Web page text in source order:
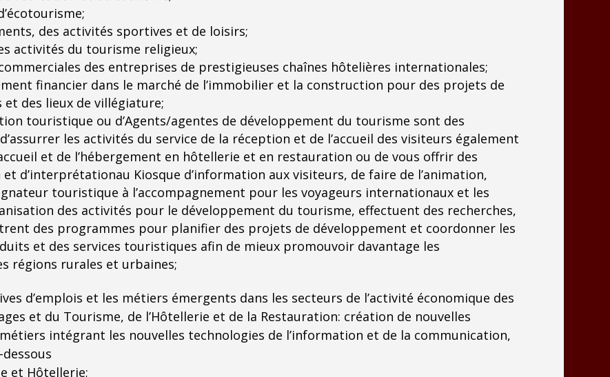
des activités sportives et de loisirs;
activités du tourisme religieux;
des entreprises de prestigieuses chaînes hôtelières internationales;
financier dans le marché de l’immobilier et la construction pour des projets de
des lieux de villégiature;
touristique ou d’Agents/agentes de développement du tourisme sont des
les activités du service de la réception et de l’accueil des visiteurs également
et de l’hébergement en hôtellerie et en restauration ou de vous offrir des
d’interprétationau Kiosque d’information aux visiteurs, de faire de l’animation,
touristique à l’accompagnement pour les voyageurs internationaux et les
des activités pour le développement du tourisme, effectuent des recherches,
des programmes pour planifier des projets de développement et coordonner les
et des services touristiques afin de mieux promouvoir davantage les
régions rurales et urbaines;
d’emplois et les métiers émergents dans les secteurs de l’activité économique des
et du Tourisme, de l’Hôtellerie et de la Restauration: création de nouvelles
intégrant les nouvelles technologies de l’information et de la communication,
et Hôtellerie;